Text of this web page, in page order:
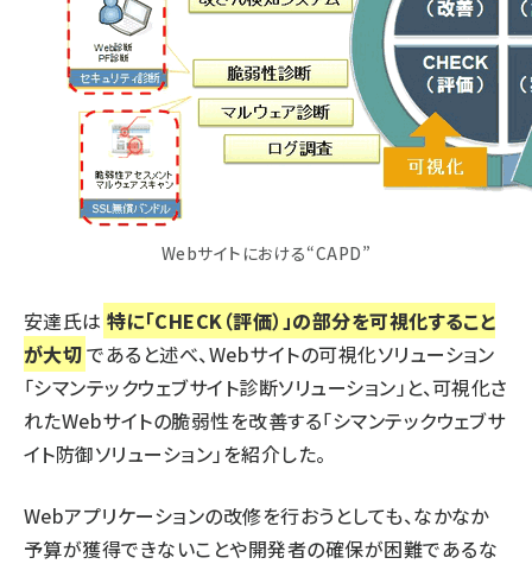
Webサイトにおける“CAPD”
安達氏は 特に「CHECK（評価）」の部分を可視化すること
が大切であると述べ、Webサイトの可視化ソリューション
「シマンテックウェブサイト診断ソリューション」と、可視化さ
れたWebサイトの脆弱性を改善する「シマンテックウェブサ
イト防御ソリューション」を紹介した。
Webアプリケーションの改修を行おうとしても、なかなか
予算が獲得できないことや開発者の確保が困難であるな